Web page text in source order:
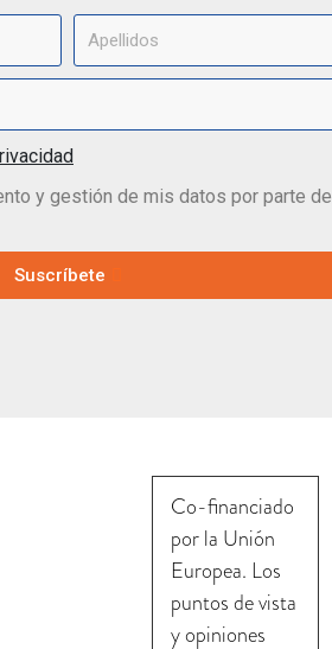
y gestión de mis datos por parte de
Suscríbete
Co-financiado
por la Unión
Europea. Los
puntos de vista
y opiniones